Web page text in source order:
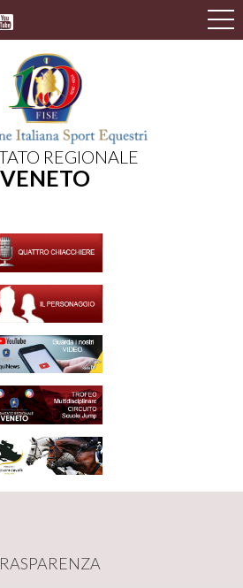
REGIONALE
VENETO